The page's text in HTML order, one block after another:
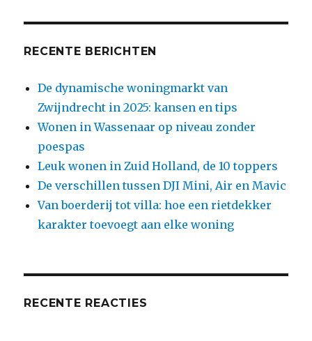
RECENTE BERICHTEN
De dynamische woningmarkt van
Zwijndrecht in 2025: kansen en tips
Wonen in Wassenaar op niveau zonder
poespas
Leuk wonen in Zuid Holland, de 10 toppers
De verschillen tussen DJI Mini, Air en Mavic
Van boerderij tot villa: hoe een rietdekker
karakter toevoegt aan elke woning
RECENTE REACTIES